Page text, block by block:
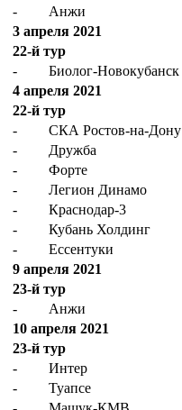
-
Анжи
3 апреля 2021
22-й тур
-
Биолог-Новокубанск
4 апреля 2021
22-й тур
-
СКА Ростов-на-Дону
-
Дружба
-
Форте
-
Легион Динамо
-
Краснодар-3
-
Кубань Холдинг
-
Ессентуки
9 апреля 2021
23-й тур
-
Анжи
10 апреля 2021
23-й тур
-
Интер
-
Туапсе